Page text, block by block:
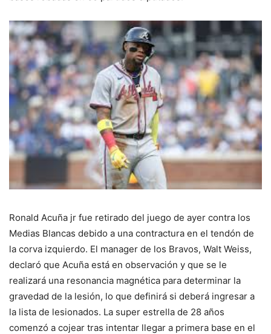
Ronald Acuña jr fue retirado del juego de ayer contra los
Medias Blancas debido a una contractura en el tendón de
la corva izquierdo. El manager de los Bravos, Walt Weiss,
declaró que Acuña está en observación y que se le
realizará una resonancia magnética para determinar la
gravedad de la lesión, lo que definirá si deberá ingresar a
la lista de lesionados. La super estrella de 28 años
comenzó a cojear tras intentar llegar a primera base en el